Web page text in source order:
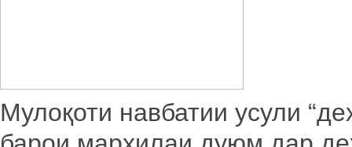
Мулоқоти навбатии усули